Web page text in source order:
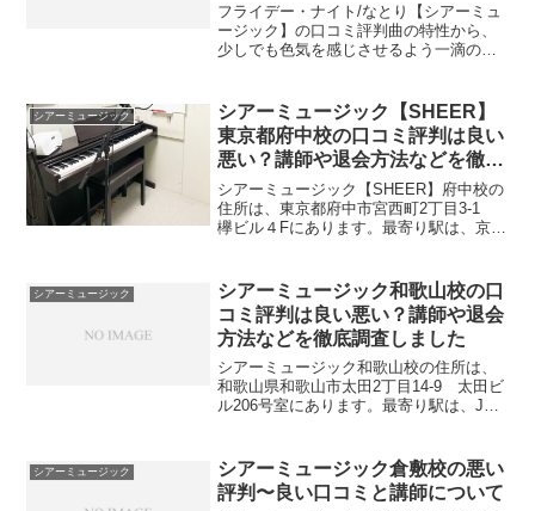
フライデー・ナイト/なとり【シアーミュ
ージック】の口コミ評判曲の特性から、
少しでも色気を感じさせるよう一滴の魅
が、コーラスでみなさんと一緒に歌える
部分にも注目していただき...
シアーミュージック
シアーミュージック【SHEER】
東京都府中校の口コミ評判は良い
悪い？講師や退会方法などを徹底
調査しました
シアーミュージック【SHEER】府中校の
住所は、東京都府中市宮西町2丁目3-1
欅ビル４Fにあります。最寄り駅は、京王
【SHEER】府中校のアクセス方法・料
金・講師・レッス...
シアーミュージック
シアーミュージック和歌山校の口
コミ評判は良い悪い？講師や退会
方法などを徹底調査しました
シアーミュージック和歌山校の住所は、
和歌山県和歌山市太田2丁目14-9 太田ビ
ル206号室にあります。最寄り駅は、JR
所最寄り駅JR和歌山駅 東口徒歩5分住
所〒64...
シアーミュージック
シアーミュージック倉敷校の悪い
評判〜良い口コミと講師について